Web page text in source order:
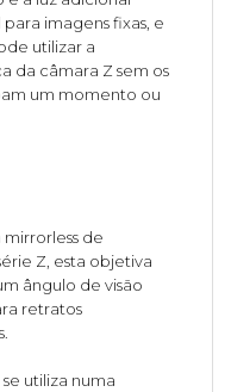
imagens fixas, e
utilizar a
da câmara Z sem os
um momento ou
de
Z, esta objetiva
ângulo de visão
retratos
utiliza numa